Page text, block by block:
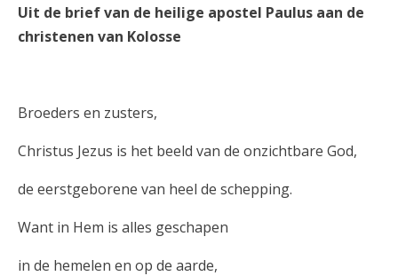
Uit de brief van de heilige apostel Paulus aan de
christenen van Kolosse
Broeders en zusters,
Christus Jezus is het beeld van de onzichtbare God,
de eerstgeborene van heel de schepping.
Want in Hem is alles geschapen
in de hemelen en op de aarde,